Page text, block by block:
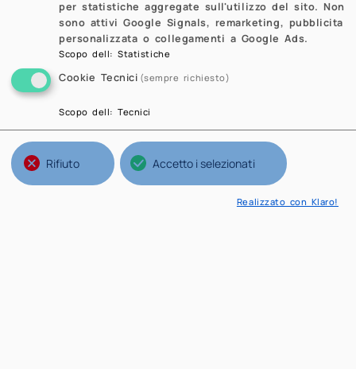
per statistiche aggregate sull'utilizzo del sito. Non
sono attivi Google Signals, remarketing, pubblicita
personalizzata o collegamenti a Google Ads.
Scopo dell:Statistiche
Cookie Tecnici (sempre richiesto)
Scopo dell:Tecnici
Rifiuto Accetto i selezionati
Realizzato con Klaro!